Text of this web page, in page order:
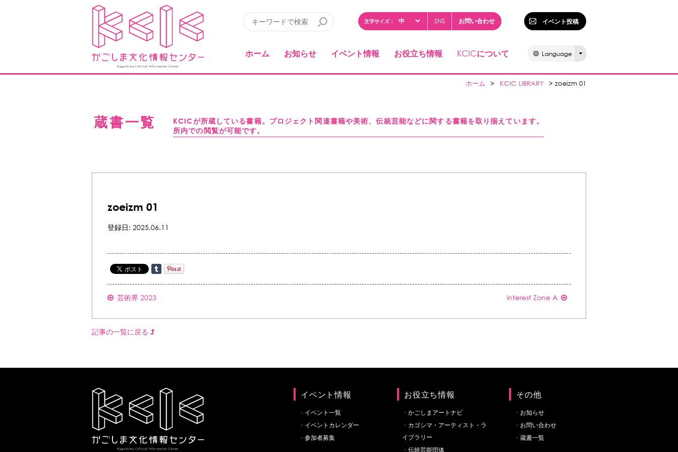
文字サイズ： SNS お問い合わせ イベント投稿
ホーム お知らせ イベント情報 お役立ち情報 KCICについて Language
ホーム > KCIC LIBRARY > zoeizm 01
蔵書一覧
KCICが所蔵している書籍。プロジェクト関連書籍や美術、伝統芸能などに関する書籍を取り揃えています。
所内での閲覧が可能です。
zoeizm 01
登録日: 2025.06.11
芸術界 2023 Interest Zone A
記事の一覧に戻る
イベント情報
イベント一覧
イベントカレンダー
参加者募集
お役立ち情報
かごしまアートナビ
カゴシマ・アーティスト・ラ
イブラリー
伝統芸能団体
その他
お知らせ
お問い合わせ
蔵書一覧